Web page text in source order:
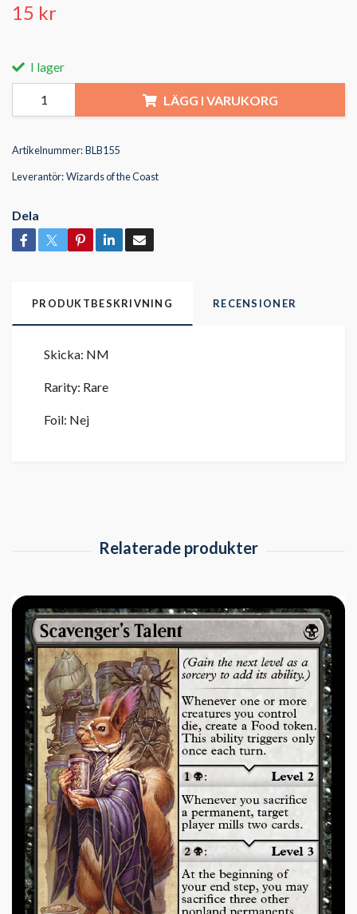
15 kr
I lager
LÄGG I VARUKORG
Artikelnummer:BLB155
Leverantör:Wizards of the Coast
Dela
PRODUKTBESKRIVNING RECENSIONER
Skicka: NM
Rarity: Rare
Foil: Nej